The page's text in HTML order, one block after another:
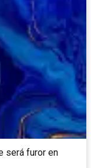
será furor en